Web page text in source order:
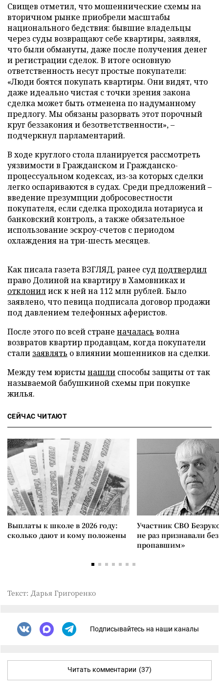
Свищев отметил, что мошеннические схемы на
вторичном рынке приобрели масштабы
национального бедствия: бывшие владельцы
через суды возвращают себе квартиры, заявляя,
что были обмануты, даже после получения денег
и регистрации сделок. В итоге основную
ответственность несут простые покупатели:
«Люди боятся покупать квартиры. Они видят, что
даже идеально чистая с точки зрения закона
сделка может быть отменена по надуманному
предлогу. Мы обязаны разорвать этот порочный
круг беззакония и безответственности», –
подчеркнул парламентарий.
В ходе круглого стола планируется рассмотреть
уязвимости в Гражданском и Гражданско-
процессуальном кодексах, из-за которых сделки
легко оспариваются в судах. Среди предложений –
введение презумпции добросовестности
покупателя, если сделка проходила нотариуса и
банковский контроль, а также обязательное
использование эскроу-счетов с периодом
охлаждения на три-шесть месяцев.
Как писала газета ВЗГЛЯД, ранее суд подтвердил
право Долиной на квартиру в Хамовниках и
отклонилиск к ней на 112 млн рублей. Было
заявлено, что певица подписала договор продажи
под давлением телефонных аферистов.
После этого по всей стране началась волна
возвратов квартир продавцам, когда покупатели
стали заявлять о влиянии мошенников на сделки.
Между тем юристынашли способы защиты от так
называемой бабушкиной схемы при покупке
жилья.
СЕЙЧАС ЧИТАЮТ
Выплаты к школе в 2026 году:
сколько дают и кому положены
Участник СВО
не раз признавали
пропавшим»
Текст: Дарья Григоренко
Подписывайтесь на наши каналы
Читать комментарии (37)